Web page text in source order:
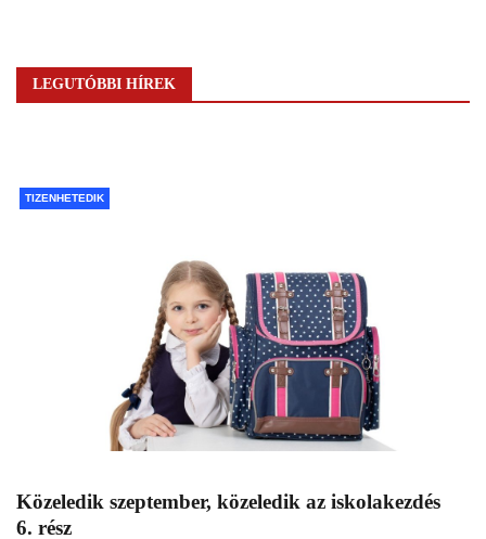
LEGUTÓBBI HÍREK
TIZENHETEDIK
Közeledik szeptember, közeledik az iskolakezdés
6. rész